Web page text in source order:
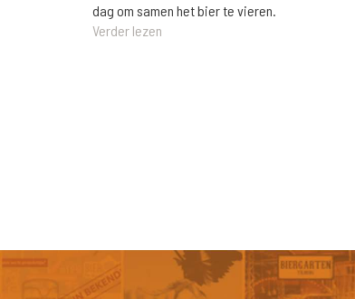
dag om samen het bier te vieren.
Verder lezen